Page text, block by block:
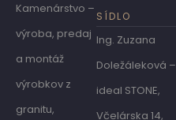
Kamenárstvo –
výroba, predaj
a montáž
výrobkov z
granitu,
SÍDLO
Ing. Zuzana
Doležáleková –
ideal STONE,
Včelárska 14,